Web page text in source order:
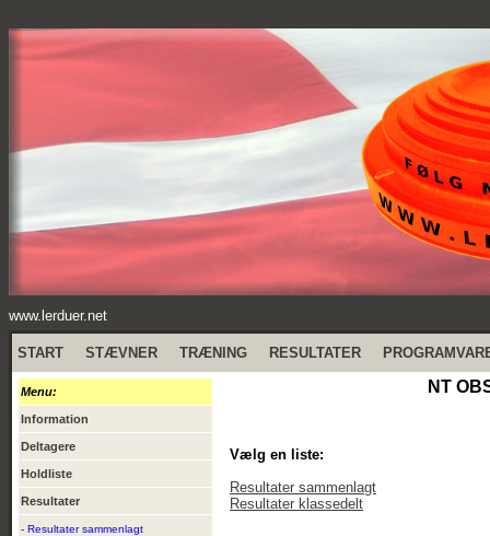
www.lerduer.net
START STÆVNER TRÆNING RESULTATER
Menu:
Information
Deltagere
Holdliste
Resultater
- Resultater sammenlagt
NT
Vælg en liste:
Resultater sammenlagt
Resultater klassedelt